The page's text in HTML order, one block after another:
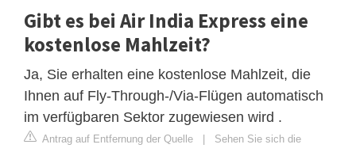
Gibt es bei Air India Express eine
kostenlose Mahlzeit?
Ja, Sie erhalten eine kostenlose Mahlzeit, die
Ihnen auf Fly-Through-/Via-Flügen automatisch
im verfügbaren Sektor zugewiesen wird .
Antrag auf Entfernung der Quelle | Sehen Sie sich die